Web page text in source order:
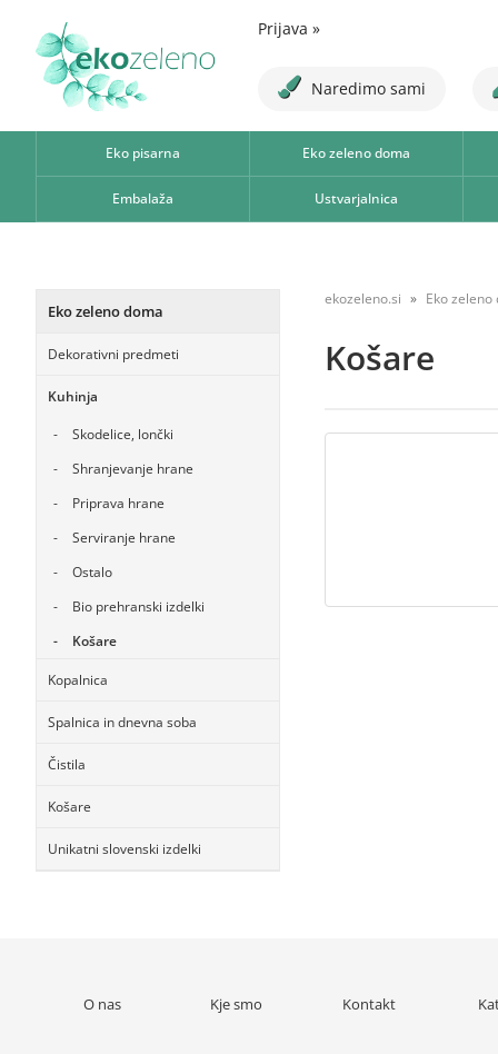
Prijava »
Naredimo sami
Eko pisarna Eko zeleno doma
Embalaža Ustvarjalnica
Eko zeleno doma
Dekorativni predmeti
Kuhinja
Skodelice, lončki
Shranjevanje hrane
Priprava hrane
Serviranje hrane
Ostalo
Bio prehranski izdelki
Košare
Kopalnica
Spalnica in dnevna soba
Čistila
Košare
Unikatni slovenski izdelki
ekozeleno.si Eko zeleno
Košare
O nas Kje smo Kontakt